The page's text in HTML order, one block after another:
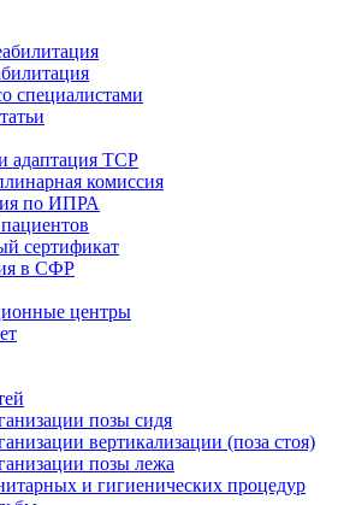
специалистами
адаптация ТСР
комиссия
по ИПРА
сертификат
в СФР
центры
позы сидя
вертикализации (поза стоя)
позы лежа
и гигиенических процедур